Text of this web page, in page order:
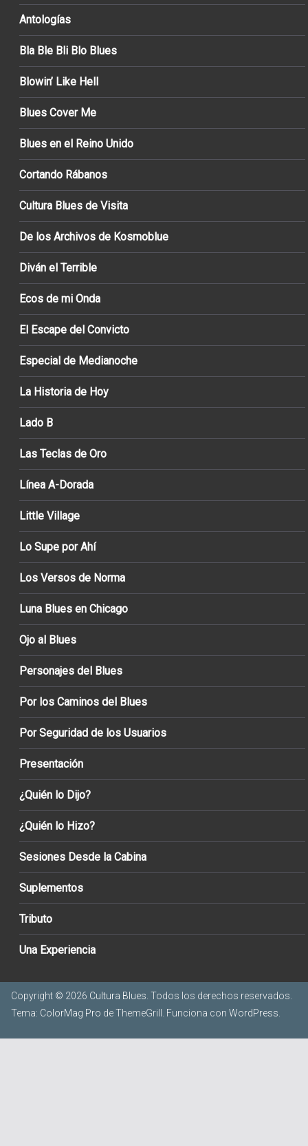
Antologías
Bla Ble Bli Blo Blues
Blowin’ Like Hell
Blues Cover Me
Blues en el Reino Unido
Cortando Rábanos
Cultura Blues de Visita
De los Archivos de Kosmoblue
Diván el Terrible
Ecos de mi Onda
El Escape del Convicto
Especial de Medianoche
La Historia de Hoy
Lado B
Las Teclas de Oro
Línea A-Dorada
Little Village
Lo Supe por Ahí
Los Versos de Norma
Luna Blues en Chicago
Ojo al Blues
Personajes del Blues
Por los Caminos del Blues
Por Seguridad de los Usuarios
Presentación
¿Quién lo Dijo?
¿Quién lo Hizo?
Sesiones Desde la Cabina
Suplementos
Tributo
Una Experiencia
Copyright © 2026 Cultura Blues. Todos los derechos reservados.
Tema: ColorMag Pro de ThemeGrill. Funciona con WordPress.